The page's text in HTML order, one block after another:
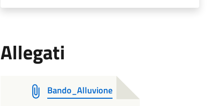
Allegati
Bando_Alluvione